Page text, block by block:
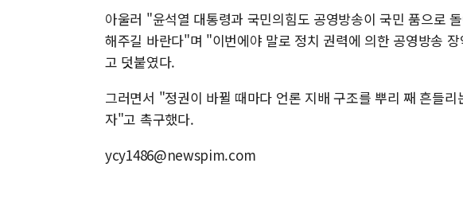
아울러 "윤석열 대통령과 국민의힘도 공영방송이 국민 품으로
해주길 바란다"며 "이번에야 말로 정치 권력에 의한 공영방송
고 덧붙였다.
그러면서 "정권이 바뀔 때마다 언론 지배 구조를 뿌리 째 흔들
자"고 촉구했다.
ycy1486@newspim.com